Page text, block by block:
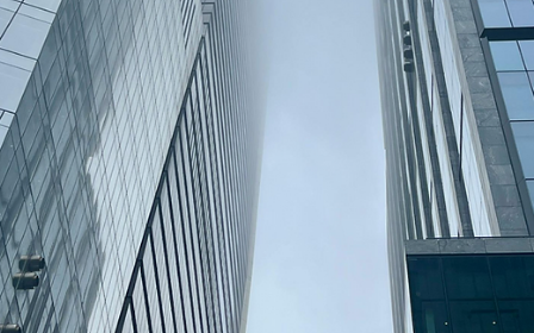
Rodolfo Al Alam
20 de ago. de 2024